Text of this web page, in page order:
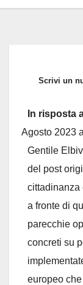
In risposta
Agosto 2023
Gentile
del post
cittadinanza
a fronte di
parecchie
concreti su
europeo